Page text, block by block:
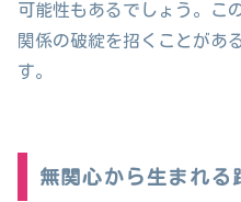
可能性もあるでしょう。こ
関係の破綻を招くことがあ
す。
無関心から生まれる